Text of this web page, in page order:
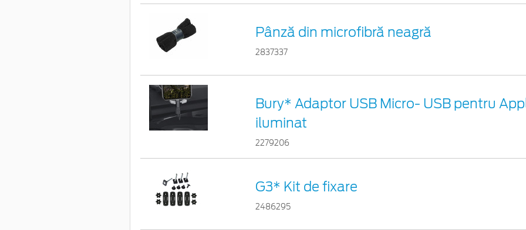
Pânză din microfibră neagră
2837337
Bury* Adaptor USB Micro- USB pentru
iluminat
2279206
G3* Kit de fixare
2486295